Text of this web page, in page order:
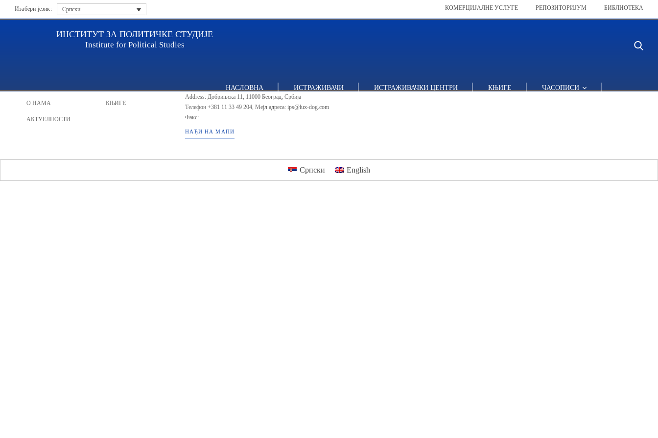
Изабери језик: Српски КОМЕРЦИЈАЛНЕ УСЛУГЕ РЕПОЗИТОРИЈУМ БИБЛИОТЕКА
ИНСТИТУТ ЗА ПОЛИТИЧКЕ СТУДИЈЕ
Institute for Political Studies
НАСЛОВНА ИСТРАЖИВАЧИ ИСТРАЖИВАЧКИ ЦЕНТРИ КЊИГЕ ЧАСОПИСИ
О НАМА
АКТУЕЛНОСТИ
КЊИГЕ
ИПС - Институт за политичке студије
Address: Добрињска 11, 11000 Београд, Србија
Телефон +381 11 33 49 204, Мејл адреса: ips@lux-dog.com
Факс:
НАЂИ НА МАПИ
Српски English